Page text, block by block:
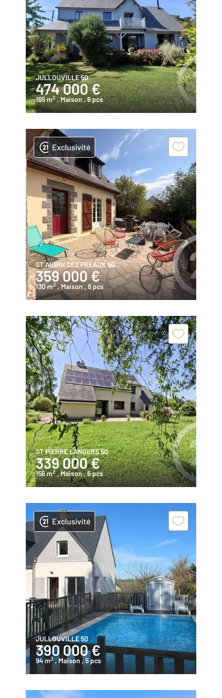
JULLOUVILLE 50
474 000 €
165 m2 , Maison , 6 pcs
Exclusivité
ST AUBIN DES PREAUX 50
359 000 €
130 m2 , Maison , 8 pcs
ST PIERRE LANGERS 50
339 000 €
156 m2 , Maison, 6 pcs
Exclusivité
JULLOUVILLE 50
390 000 €
94 m2 , Maison , 5 pcs